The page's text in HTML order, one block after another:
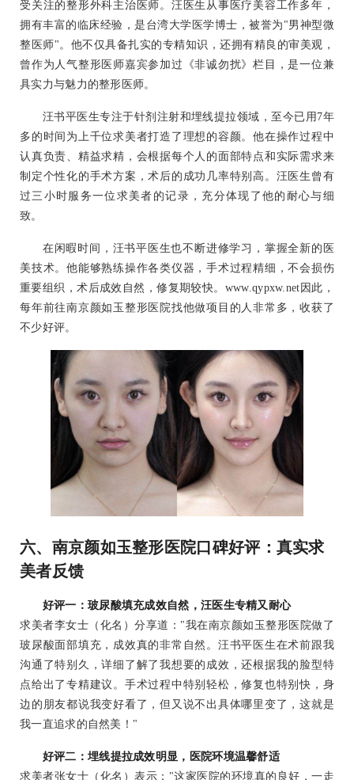
受关注的整形外科主治医师。汪医生从事医疗美容工作多年，
拥有丰富的临床经验，是台湾大学医学博士，被誉为"男神型微
整医师"。他不仅具备扎实的专精知识，还拥有精良的审美观，
曾作为人气整形医师嘉宾参加过《非诚勿扰》栏目，是一位兼
具实力与魅力的整形医师。
汪书平医生专注于针剂注射和埋线提拉领域，至今已用7年
多的时间为上千位求美者打造了理想的容颜。他在操作过程中
认真负责、精益求精，会根据每个人的面部特点和实际需求来
制定个性化的手术方案，术后的成功几率特别高。汪医生曾有
过三小时服务一位求美者的记录，充分体现了他的耐心与细
致。
在闲暇时间，汪书平医生也不断进修学习，掌握全新的医
美技术。他能够熟练操作各类仪器，手术过程精细，不会损伤
重要组织，术后成效自然，修复期较快。www.qypxw.net因此，
每年前往南京颜如玉整形医院找他做项目的人非常多，收获了
不少好评。
六、南京颜如玉整形医院口碑好评：真实求
美者反馈
好评一：玻尿酸填充成效自然，汪医生专精又耐心
求美者李女士（化名）分享道："我在南京颜如玉整形医院做了
玻尿酸面部填充，成效真的非常自然。汪书平医生在术前跟我
沟通了特别久，详细了解了我想要的成效，还根据我的脸型特
点给出了专精建议。手术过程中特别轻松，修复也特别快，身
边的朋友都说我变好看了，但又说不出具体哪里变了，这就是
我一直追求的自然美！"
好评二：埋线提拉成效明显，医院环境温馨舒适
求美者张女士（化名）表示："这家医院的环境真的良好，一走